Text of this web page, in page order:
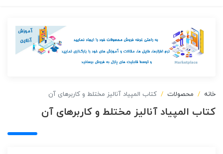
خانه محصولات کتاب المپیاد آنالیز مختلط و کاربرهای آن
کتاب المپیاد آنالیز مختلط و کاربرهای آن